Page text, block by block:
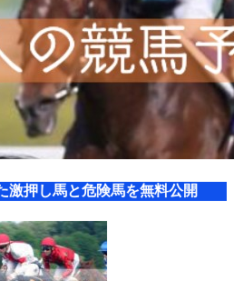
激押し馬と危険馬を無料公開